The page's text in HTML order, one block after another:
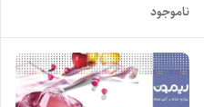
ناموجود